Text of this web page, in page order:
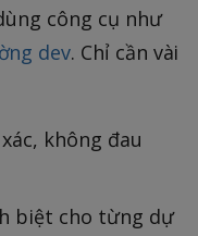
công cụ như
dev. Chỉ cần vài
không đau
biệt cho từng dự